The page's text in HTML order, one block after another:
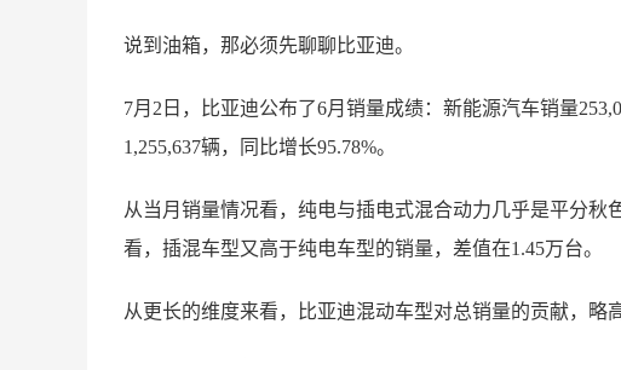
说到油箱，那必须先聊聊比亚迪。
7月2日，比亚迪公布了6月销量成绩：新能源汽车销量
1,255,637辆，同比增长95.78%。
从当月销量情况看，纯电与插电式混合动力几乎是平分秋
看，插混车型又高于纯电车型的销量，差值在1.45万台。
从更长的维度来看，比亚迪混动车型对总销量的贡献，略